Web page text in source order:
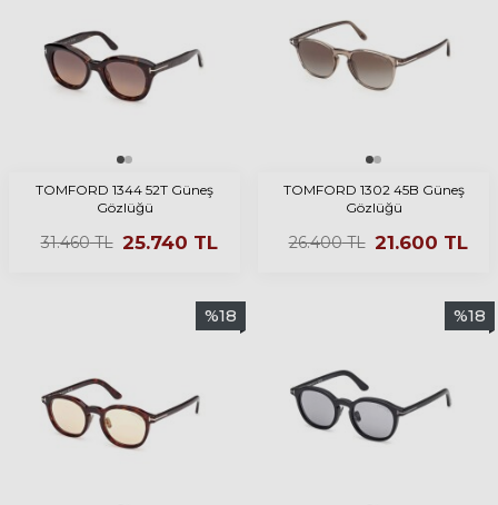
TOMFORD 1344 52T Güneş
Gözlüğü
31.460TL 25.740 TL
TOMFORD 1302 45B Güneş
Gözlüğü
26.400TL 21.600 TL
%18 %18